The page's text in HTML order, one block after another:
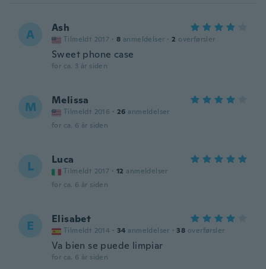
A Ash
Tilmeldt 2017 · 8 anmeldelser · 2 overførsler
Sweet phone case
for ca. 3 år siden
M Melissa
Tilmeldt 2016 · 26 anmeldelser
for ca. 6 år siden
L Luca
Tilmeldt 2017 · 12 anmeldelser
for ca. 6 år siden
E Elisabet
Tilmeldt 2014 · 34 anmeldelser · 38 overførsler
Va bien se puede limpiar
for ca. 6 år siden